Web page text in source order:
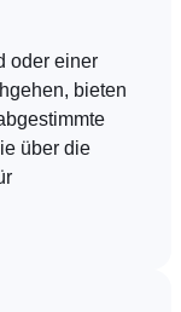
oder einer
bieten
über die